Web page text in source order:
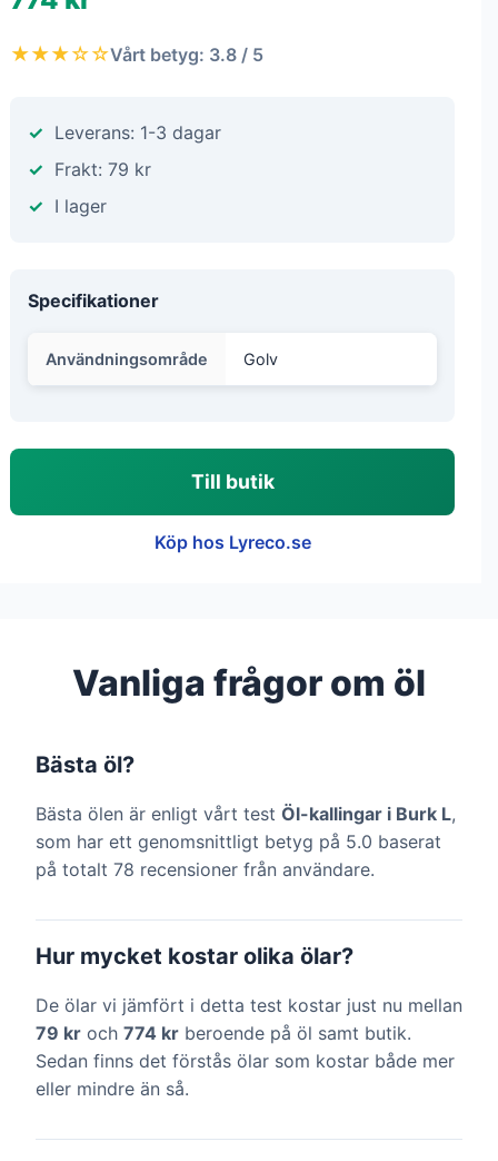
★★★☆☆Vårt betyg: 3.8 / 5
Leverans: 1-3 dagar
Frakt: 79 kr
I lager
Specifikationer
Användningsområde Golv
Till butik
Köp hos Lyreco.se
Vanliga frågor om öl
Bästa öl?
Bästa ölen är enligt vårt test Öl-kallingar i Burk L,
som har ett genomsnittligt betyg på 5.0 baserat
på totalt 78 recensioner från användare.
Hur mycket kostar olika ölar?
De ölar vi jämfört i detta test kostar just nu mellan
79 kr och 774 kr beroende på öl samt butik.
Sedan finns det förstås ölar som kostar både mer
eller mindre än så.